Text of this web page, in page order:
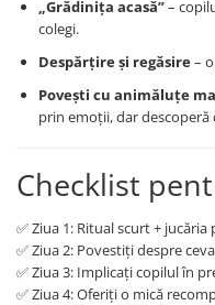
„Grădinița acasă”–
colegi.
Despărțire și regăsire–
Povești cu animăluțe
prin emoții, dar
Checklist
✅ Ziua 1: Ritual scurt + jucăria
✅ Ziua 2: Povestiți despre
✅ Ziua 3: Implicați copilul în
✅ Ziua 4: Oferiți o mică